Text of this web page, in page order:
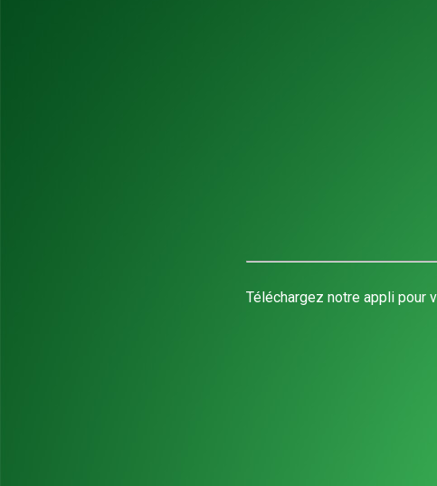
Téléchargez notre appli pour